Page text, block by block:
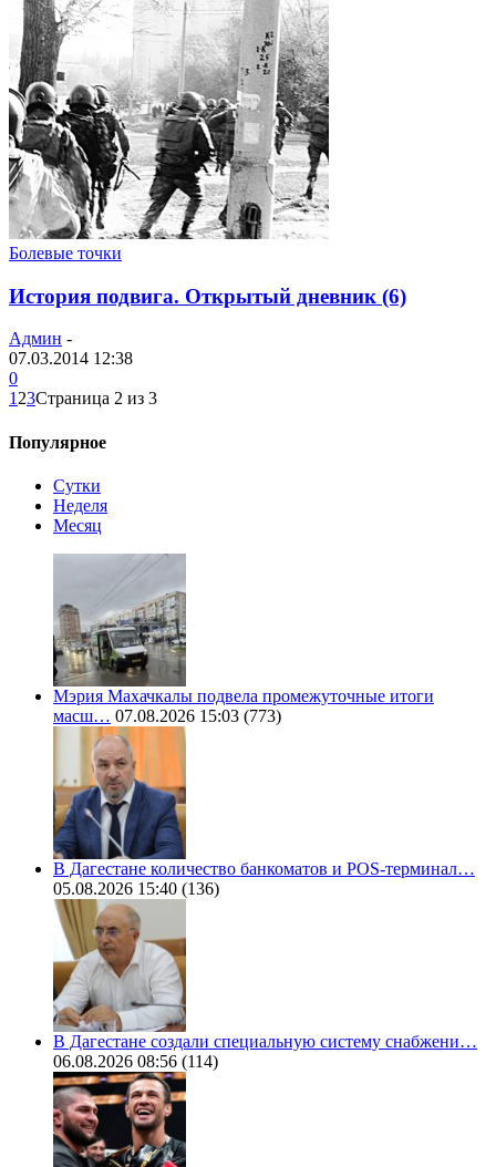
Болевые точки
История подвига. Открытый дневник (6)
Админ -
07.03.2014 12:38
0
1 23Страница 2 из 3
Популярное
Сутки
Неделя
Месяц
Мэрия Махачкалы подвела промежуточные итоги
масш… 07.08.2026 15:03 (773)
В Дагестане количество банкоматов и POS-терминал…
05.08.2026 15:40 (136)
В Дагестане создали специальную систему снабжени…
06.08.2026 08:56 (114)